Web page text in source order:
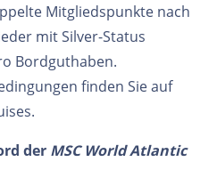
Mitgliedspunkte nach
mit Silver-Status
Bordguthaben.
finden Sie auf
der MSC World Atlantic